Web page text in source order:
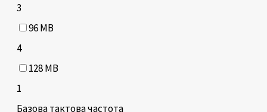
3
96 MB
4
128 MB
1
Базова тактова частота